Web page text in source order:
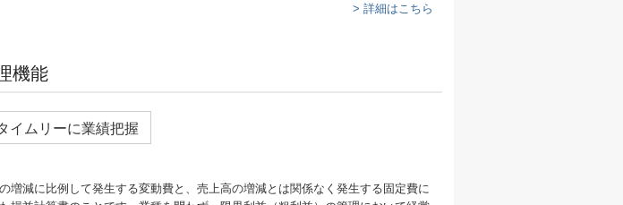
> 詳細はこちら
機能
イムリーに業績把握
増減に比例して発生する変動費と、売上高の増減とは関係なく発生する固定費に